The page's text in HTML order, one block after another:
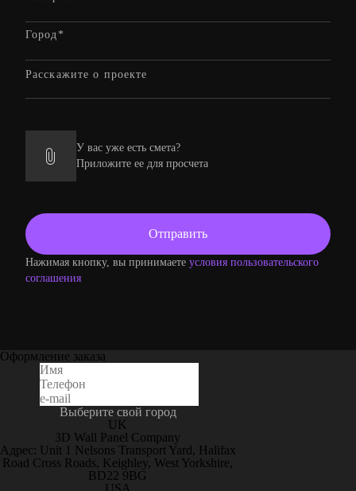
У вас уже есть смета?
Приложите ее для просчета
Нажимая кнопку, вы принимаете условия пользовательского
соглашения
Оформление заказа
Выберите свой город
UK
3D Wall Panel Company
Адрес: Unit 1 Nelsons Transport Yard, Halifax
Road Cross Roads, Keighley, West Yorkshire,
BD22 9BG
USA